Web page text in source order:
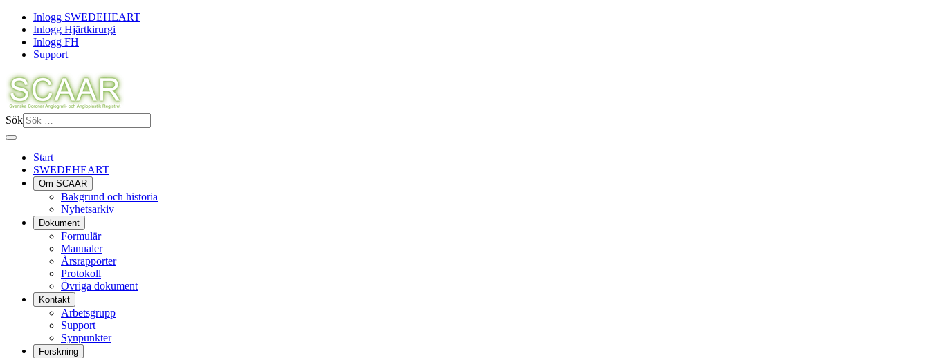
Inlogg SWEDEHEART
Inlogg Hjärtkirurgi
Inlogg FH
Support
Sök
Start
SWEDEHEART
Om SCAAR
Bakgrund och historia
Nyhetsarkiv
Dokument
Formulär
Manualer
Årsrapporter
Protokoll
Övriga dokument
Kontakt
Arbetsgrupp
Support
Synpunkter
Forskning